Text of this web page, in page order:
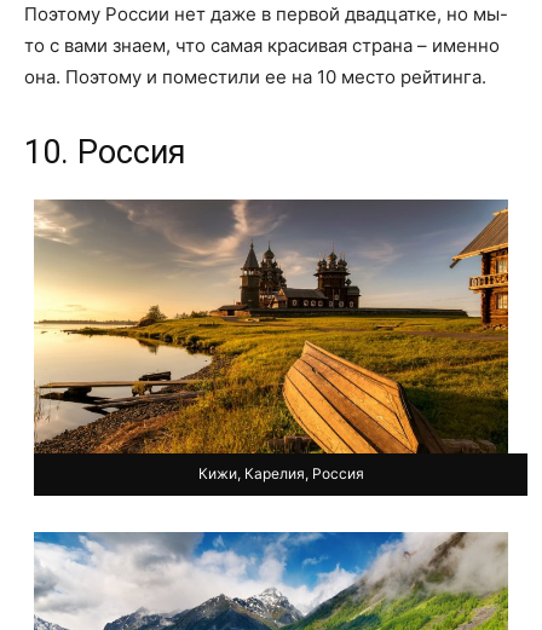
Поэтому России нет даже в первой двадцатке, но мы-
то с вами знаем, что самая красивая страна – именно
она. Поэтому и поместили ее на 10 место рейтинга.
10. Россия
Кижи, Карелия, Россия